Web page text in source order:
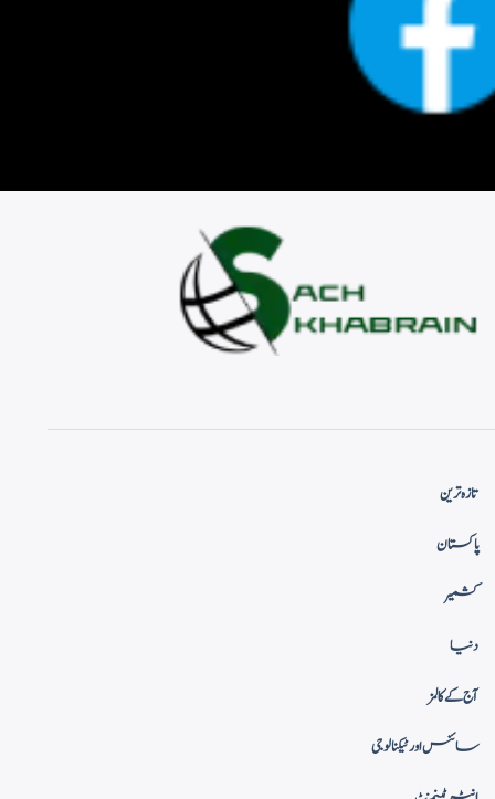
تازہ ترین
پاکستان
کشمیر
دنیا
آج کے کالمز
سائنس اور ٹیکنالوجی